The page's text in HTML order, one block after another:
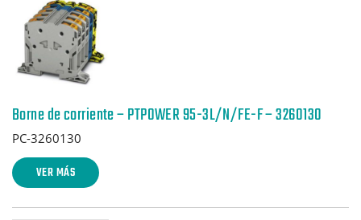
Borne de corriente – PTPOWER 95-3L/N/FE-F – 3260130
PC-3260130
VER MÁS